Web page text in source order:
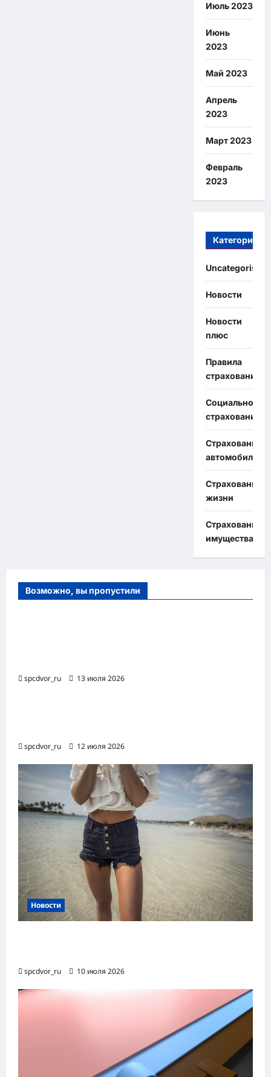
Июль 2023
Июнь
2023
Май 2023
Апрель
2023
Март 2023
Февраль
2023
Категории
Uncategorised
Новости
Новости
плюс
Правила
страхования
Социальное
страхование
Страхование
автомобиля
Страхование
жизни
Страхование
имущества
Возможно, вы пропустили
spcdvor_ru 13 июля 2026
spcdvor_ru 12 июля 2026
Новости
spcdvor_ru 10 июля 2026